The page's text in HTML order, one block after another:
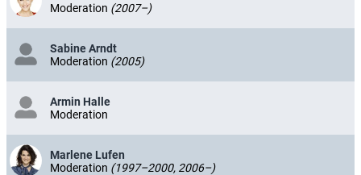
Moderation (2007–)
Sabine Arndt
Moderation (2005)
Armin Halle
Moderation
Marlene Lufen
Moderation (1997–2000, 2006–)